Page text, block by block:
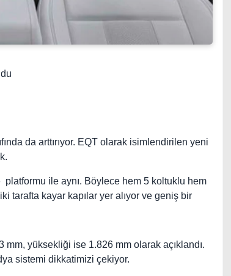
da arttırıyor. EQT olarak isimlendirilen yeni
ile aynı. Böylece hem 5 koltuklu hem
tarafta kayar kapılar yer alıyor ve geniş bir
yüksekliği ise 1.826 mm olarak açıklandı.
sistemi dikkatimizi çekiyor.